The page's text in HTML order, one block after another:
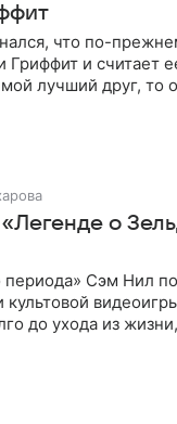
что по-
и считает
лучший друг, то
о
Сэм Нил
до ухода из